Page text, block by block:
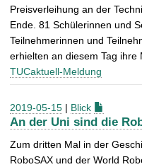
Preisverleihung an der
Ende. 81 Schülerinnen und
Teilnehmerinnen und
erhielten an diesem Tag ihre
TUCaktuell-Meldung
2019-05-15 | Blick
An der Uni sind die
Zum dritten Mal in der
RoboSAX und der World